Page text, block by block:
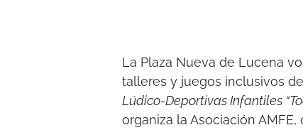
La Plaza Nueva de Lucena
talleres y juegos inclusivos
Lúdico-Deportivas Infantiles
organiza la Asociación